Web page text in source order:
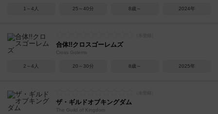
1～4人 25～40分 8歳～ 2024年
合体!!クロスゴーレムズ
Cross Golems
2～4人 20～30分 8歳～ 2025年
ザ・ギルドオブキングダム
The Guild of Kingdom